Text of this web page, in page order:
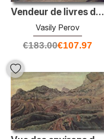
Vendeur de livres de chansons
Vasily Perov
€183.00€107.97